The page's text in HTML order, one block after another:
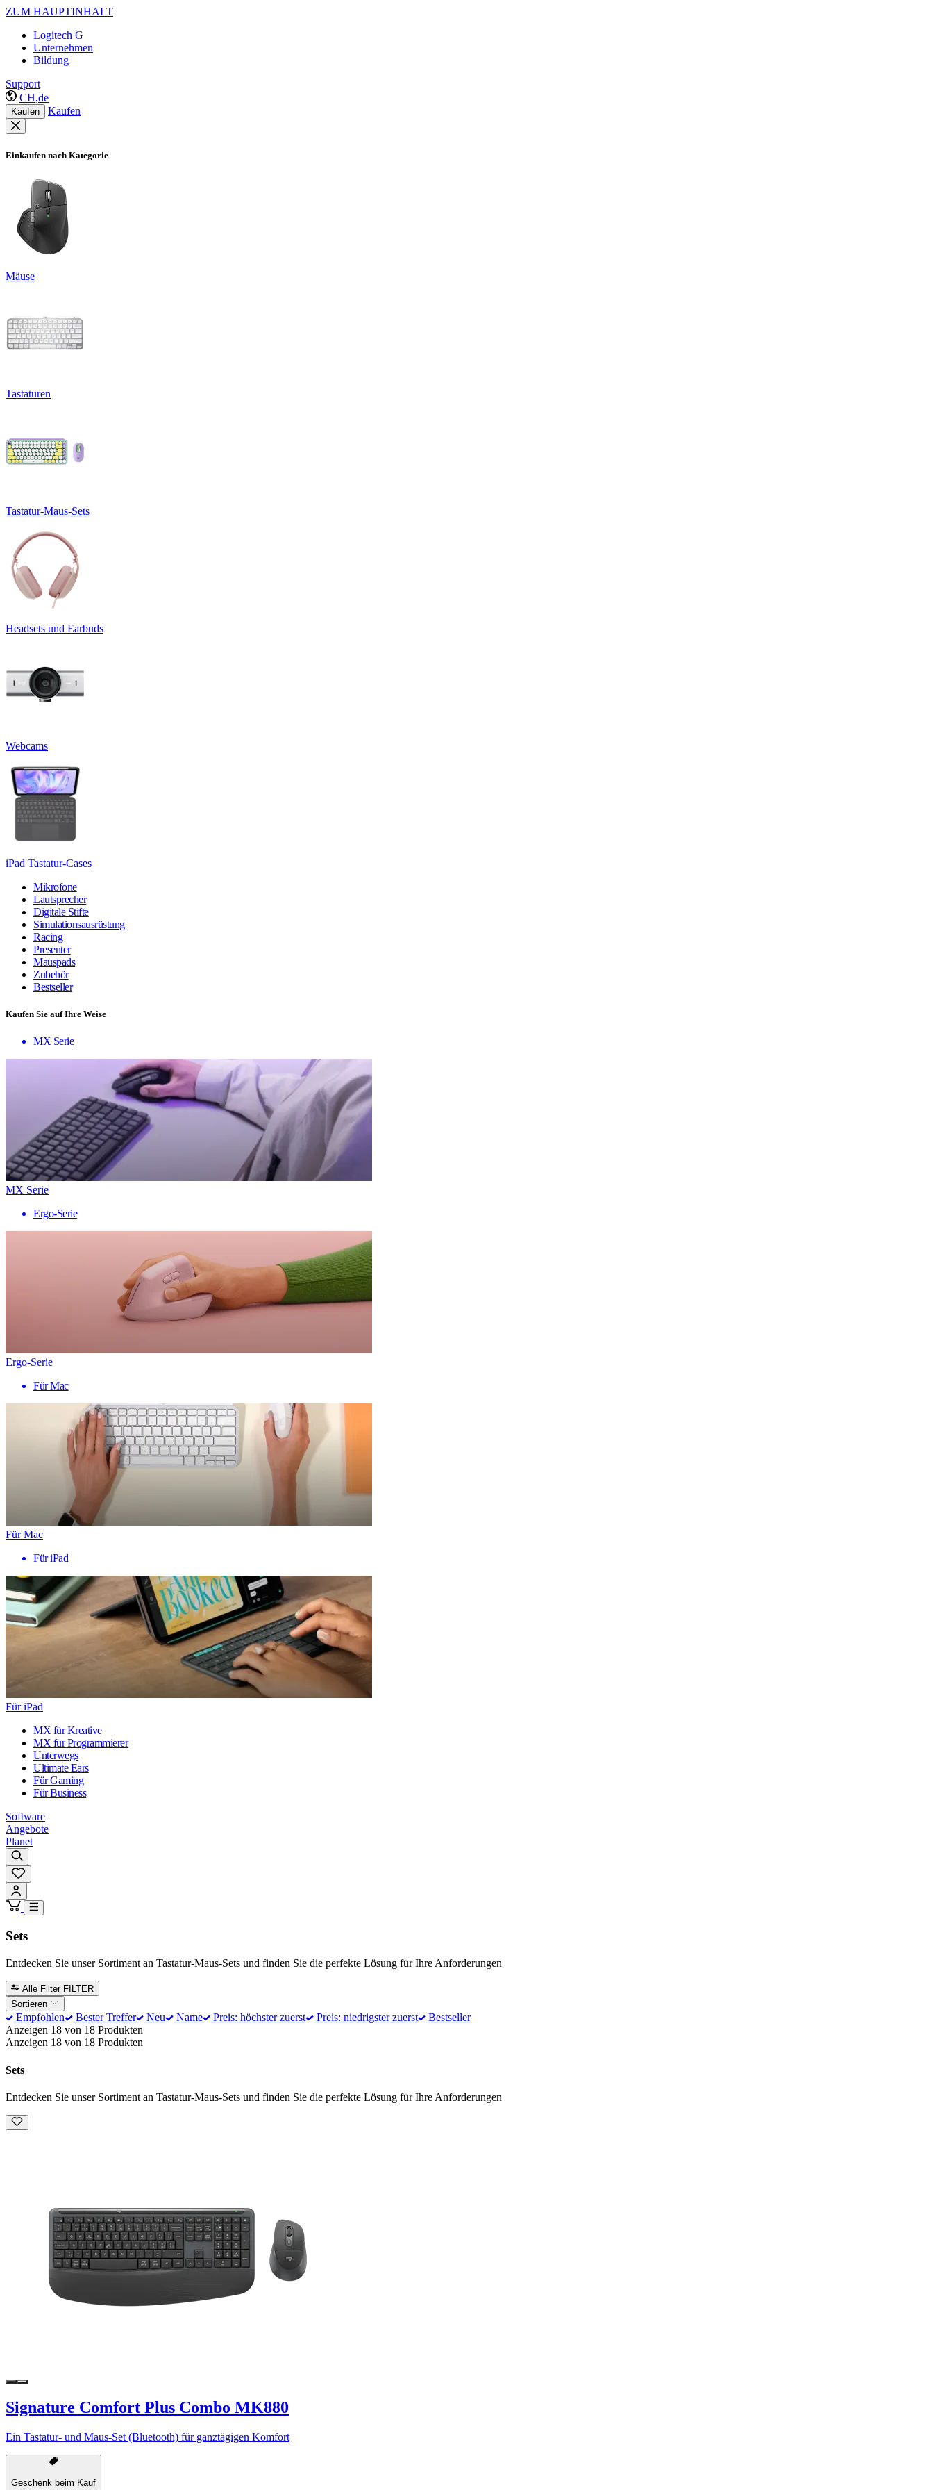
ZUM HAUPTINHALT
Logitech G
Unternehmen
Bildung
Support
CH,de
Kaufen Kaufen
Einkaufen nach Kategorie
Mäuse
Tastaturen
Tastatur-Maus-Sets
Headsets und Earbuds
Webcams
iPad Tastatur-Cases
Mikrofone
Lautsprecher
Digitale Stifte
Simulationsausrüstung
Racing
Presenter
Mauspads
Zubehör
Bestseller
Kaufen Sie auf Ihre Weise
MX Serie
MX Serie
Ergo-Serie
Ergo-Serie
Für Mac
Für Mac
Für iPad
Für iPad
MX für Kreative
MX für Programmierer
Unterwegs
Ultimate Ears
Für Gaming
Für Business
Software
Angebote
Planet
Sets
Entdecken Sie unser Sortiment an Tastatur-Maus-Sets und finden Sie die perfekte Lösung für Ihre Anforderungen
Alle Filter FILTER
Sortieren
Empfohlen Bester Treffer Neu Name Preis: höchster zuerst Preis: niedrigster zuerst
Bestseller
Anzeigen 18 von 18 Produkten
Anzeigen 18 von 18 Produkten
Sets
Entdecken Sie unser Sortiment an Tastatur-Maus-Sets und finden Sie die perfekte Lösung für Ihre Anforderungen
Signature Comfort Plus Combo MK880
Ein Tastatur- und Maus-Set (Bluetooth) für ganztägigen Komfort
Geschenk beim Kauf